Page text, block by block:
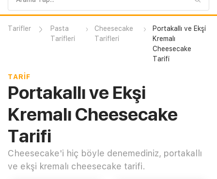
sorgusu
Tarifler
Pasta
Tarifleri
Cheesecake
Tarifleri
Portakallı ve Ekşi
Kremalı
Cheesecake
Tarifi
TARIF
Portakallı ve Ekşi
Kremalı Cheesecake
Tarifi
Cheesecake'i hiç böyle denemediniz, portakallı
ve ekşi kremalı cheesecake tarifi.